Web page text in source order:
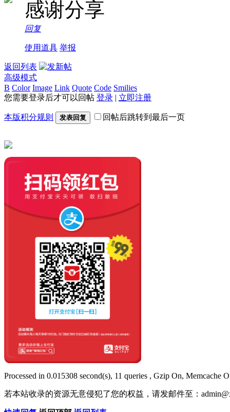
感谢分享
回复
使用道具 举报
返回列表
高级模式
B Color Image Link Quote Code Smilies
您需要登录后才可以回帖 登录 | 立即注册
本版积分规则 发表回复 回帖后跳转到最后一页
Processed in 0.015308 second(s), 11 queries , Gzip On, Memcache
若本站收录的资源无意侵犯了您的权益，请发邮件至：